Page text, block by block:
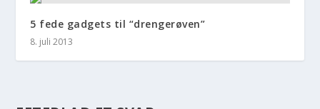
5 fede gadgets til “drengerøven”
8. juli 2013